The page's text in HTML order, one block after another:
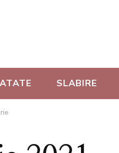
SLABIRE